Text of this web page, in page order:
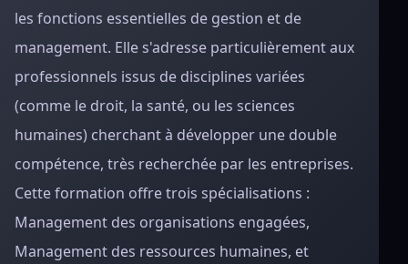
les fonctions essentielles de gestion et de
management. Elle s'adresse particulièrement aux
professionnels issus de disciplines variées
(comme le droit, la santé, ou les sciences
humaines) cherchant à développer une double
compétence, très recherchée par les entreprises.
Cette formation offre trois spécialisations :
Management des organisations engagées,
Management des ressources humaines, et